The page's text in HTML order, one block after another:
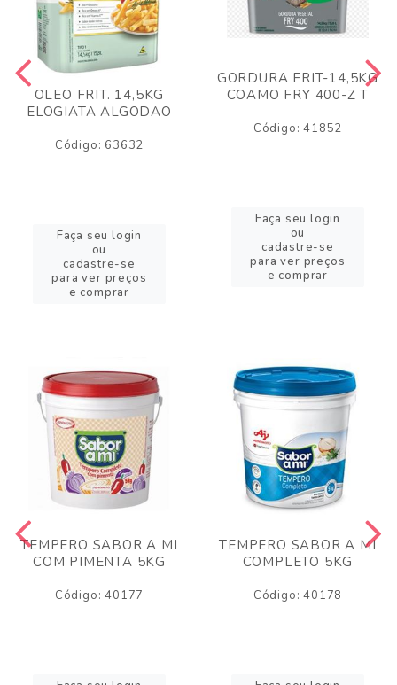
OLEO FRIT. 14,5KG
ELOGIATA ALGODAO
Código: 63632
Faça seu login
ou
cadastre-se
para ver preços
e comprar
GORDURA FRIT-14,5KG
COAMO FRY 400-Z T
Código: 41852
Faça seu login
ou
cadastre-se
para ver preços
e comprar
TEMPERO SABOR A MI
COM PIMENTA 5KG
Código: 40177
TEMPERO SABOR A MI
COMPLETO 5KG
Código: 40178